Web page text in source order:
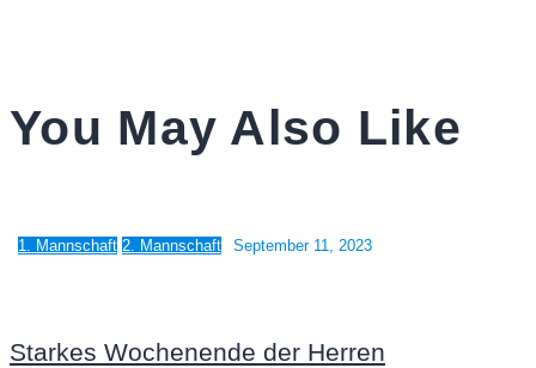
You May Also Like
1. Mannschaft 2. Mannschaft September 11, 2023
Starkes Wochenende der Herren